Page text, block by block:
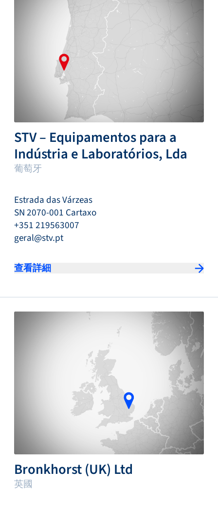
STV – Equipamentos para a
Indústria e Laboratórios, Lda
葡萄牙
Estrada das Várzeas
SN 2070-001 Cartaxo
+351 219563007
geral@stv.pt
查看詳細
Bronkhorst (UK) Ltd
英國